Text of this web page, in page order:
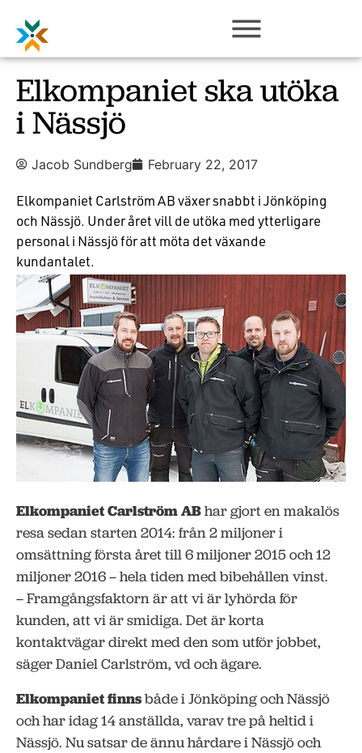
Elkompaniet ska utöka
i Nässjö
Jacob Sundberg February 22, 2017
Elkompaniet Carlström AB växer snabbt i Jönköping
och Nässjö. Under året vill de utöka med ytterligare
personal i Nässjö för att möta det växande
kundantalet.
Elkompaniet Carlström ABhar gjort en makalös
resa sedan starten 2014: från 2 miljoner i
omsättning första året till 6 miljoner 2015 och 12
miljoner 2016 – hela tiden med bibehållen vinst.
– Framgångsfaktorn är att vi är lyhörda för
kunden, att vi är smidiga. Det är korta
kontaktvägar direkt med den som utför jobbet,
säger Daniel Carlström, vd och ägare.
Elkompaniet finnsbåde i Jönköping och Nässjö
och har idag 14 anställda, varav tre på heltid i
Nässjö. Nu satsar de ännu hårdare i Nässjö och